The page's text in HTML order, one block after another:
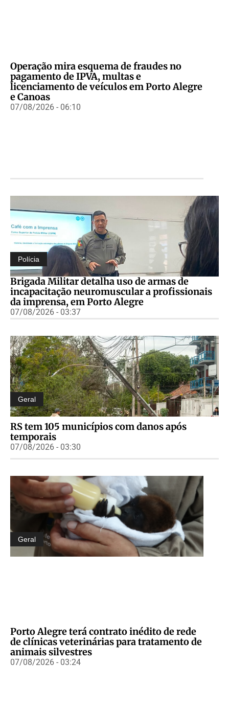
Operação mira esquema de fraudes no
pagamento de IPVA, multas e
licenciamento de veículos em Porto Alegre
e Canoas
07/08/2026 - 06:10
Polícia
Brigada Militar detalha uso de armas de
incapacitação neuromuscular a profissionais
da imprensa, em Porto Alegre
07/08/2026 - 03:37
Geral
RS tem 105 municípios com danos após
temporais
07/08/2026 - 03:30
Geral
Porto Alegre terá contrato inédito de rede
de clínicas veterinárias para tratamento de
animais silvestres
07/08/2026 - 03:24